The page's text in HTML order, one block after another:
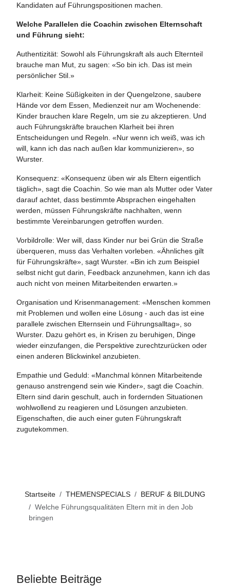
Kandidaten auf Führungspositionen machen.
Welche Parallelen die Coachin zwischen Elternschaft
und Führung sieht:
Authentizität: Sowohl als Führungskraft als auch Elternteil
brauche man Mut, zu sagen: «So bin ich. Das ist mein
persönlicher Stil.»
Klarheit: Keine Süßigkeiten in der Quengelzone, saubere
Hände vor dem Essen, Medienzeit nur am Wochenende:
Kinder brauchen klare Regeln, um sie zu akzeptieren. Und
auch Führungskräfte brauchen Klarheit bei ihren
Entscheidungen und Regeln. «Nur wenn ich weiß, was ich
will, kann ich das nach außen klar kommunizieren», so
Wurster.
Konsequenz: «Konsequenz üben wir als Eltern eigentlich
täglich», sagt die Coachin. So wie man als Mutter oder Vater
darauf achtet, dass bestimmte Absprachen eingehalten
werden, müssen Führungskräfte nachhalten, wenn
bestimmte Vereinbarungen getroffen wurden.
Vorbildrolle: Wer will, dass Kinder nur bei Grün die Straße
überqueren, muss das Verhalten vorleben. «Ähnliches gilt
für Führungskräfte», sagt Wurster. «Bin ich zum Beispiel
selbst nicht gut darin, Feedback anzunehmen, kann ich das
auch nicht von meinen Mitarbeitenden erwarten.»
Organisation und Krisenmanagement: «Menschen kommen
mit Problemen und wollen eine Lösung - auch das ist eine
parallele zwischen Elternsein und Führungsalltag», so
Wurster. Dazu gehört es, in Krisen zu beruhigen, Dinge
wieder einzufangen, die Perspektive zurechtzurücken oder
einen anderen Blickwinkel anzubieten.
Empathie und Geduld: «Manchmal können Mitarbeitende
genauso anstrengend sein wie Kinder», sagt die Coachin.
Eltern sind darin geschult, auch in fordernden Situationen
wohlwollend zu reagieren und Lösungen anzubieten.
Eigenschaften, die auch einer guten Führungskraft
zugutekommen.
Startseite THEMENSPECIALS
BERUF & BILDUNG
Welche Führungsqualitäten Eltern mit in den Job
bringen
Beliebte Beiträge